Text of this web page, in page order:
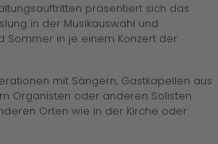
präsentiert sich das
in der Musikauswahl und
Sommer in je einem Konzert der
mit Sängern, Gastkapellen aus
Organisten oder anderen Solisten
Orten wie in der Kirche oder